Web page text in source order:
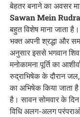
बेहतर बनाने का अवसर
Sawan Mein
बहुत विशेष माना जाता
भक्त अपनी श्रद्धा और
अनुसार इससे भगवान
मनोकामना पूर्ति का
रुद्राभिषेक के दौरान
का अभिषेक किया जाता
है। सावन सोमवार के
विधि अलग-अलग